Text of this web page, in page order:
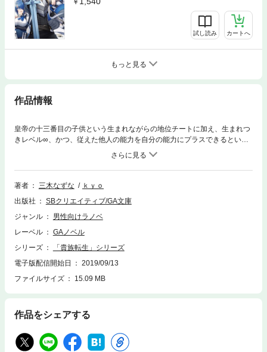
試し読み カートへ
もっと見る
作品情報
皇帝の十三番目の子供という生まれながらの地位チートに加え、生まれつ
きレベル∞、かつ、従えた他人の能力を自分の能力にプラスできるという
チートスキルを持った世界最強の６歳・ノア。彼は帝位継承ランクが低い
ため、自身の領地で気ままに過ごしていた。だが、公平で知性もあるノア
は、弱冠６歳にして、売られようとするメイドや脅されていた歌姫を助
け、更には水の魔剣レヴィアタンを従えることに成功。毎日自由に生きて
れまでの序列やランクや関係なく、王子の中から【公平に】帝位継承が争
われることが決まる。最強の力、知性、仲間を持ったノアは、他の王子た
——！？「小説家になろう」で２４０，０００ポイントオーバー！！（２
０１９年８月８日時点）あふれる知性とチートスキルを持つ最強貴族ノア
説家になろう」は株式会社ヒナプロジェクトの登録商標です。※電子版は
紙書籍版と一部異なる場合がありますので、あらかじめご了承ください
著者 三木なずな
ｋｙｏ
出版社
SBクリエイティブ/GA文庫
ジャンル
男性向けラノベ
レーベル
GAノベル
シリーズ
「貴族転生」シリーズ
電子版配信開始日
2019/09/13
ファイルサイズ
15.09 MB
作品をシェアする